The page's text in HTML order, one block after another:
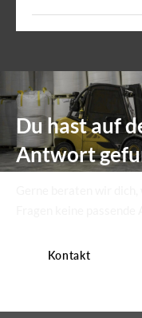
Du hast auf
Antwort
Kontakt